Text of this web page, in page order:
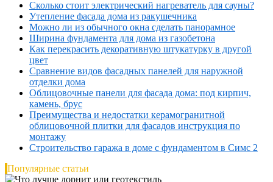
Сколько стоит электрический нагреватель для сауны?
Утепление фасада дома из ракушечника
Можно ли из обычного окна сделать панорамное
Ширина фундамента для дома из газобетона
Как перекрасить декоративную штукатурку в другой
цвет
Сравнение видов фасадных панелей для наружной
отделки дома
Облицовочные панели для фасада дома: под кирпич,
камень, брус
Преимущества и недостатки керамогранитной
облицовочной плитки для фасадов инструкция по
монтажу
Строительство гаража в доме с фундаментом в Симс 2
Популярные статьи